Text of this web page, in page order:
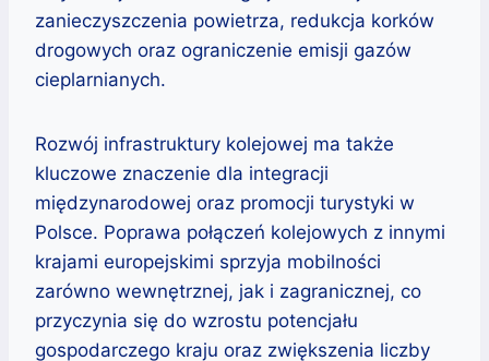
zanieczyszczenia powietrza, redukcja korków
drogowych oraz ograniczenie emisji gazów
cieplarnianych.
Rozwój infrastruktury kolejowej ma także
kluczowe znaczenie dla integracji
międzynarodowej oraz promocji turystyki w
Polsce. Poprawa połączeń kolejowych z innymi
krajami europejskimi sprzyja mobilności
zarówno wewnętrznej, jak i zagranicznej, co
przyczynia się do wzrostu potencjału
gospodarczego kraju oraz zwiększenia liczby